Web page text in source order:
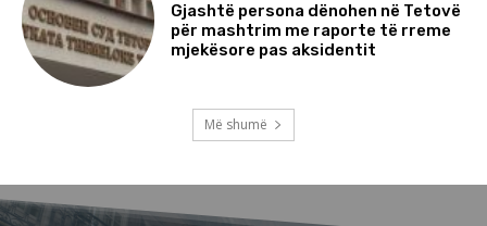
Gjashtë persona dënohen në Tetovë
për mashtrim me raporte të rreme
mjekësore pas aksidentit
Më shumë